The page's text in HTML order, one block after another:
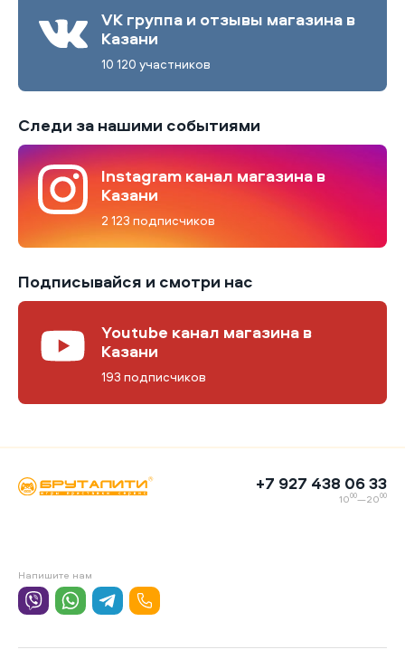
VK группа и отзывы магазина в
Казани
10 120 участников
Следи за нашими событиями
Instagram канал магазина в
Казани
2 123 подписчиков
Подписывайся и смотри нас
Youtube канал магазина в
Казани
193 подписчиков
+7 927 438 06 33
1000—2000
Напишите нам